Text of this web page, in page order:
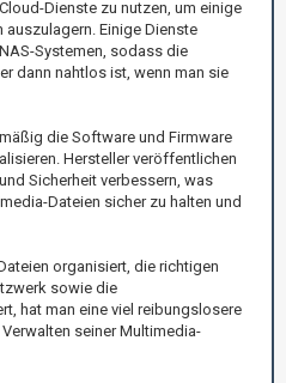
Dienste zu nutzen, um einige
Einige Dienste
Systemen, sodass die
dann nahtlos ist, wenn man sie
die Software und Firmware
Hersteller veröffentlichen
Sicherheit verbessern, was
Dateien sicher zu halten und
organisiert, die richtigen
sowie die
hat man eine viel reibungslosere
seiner Multimedia-